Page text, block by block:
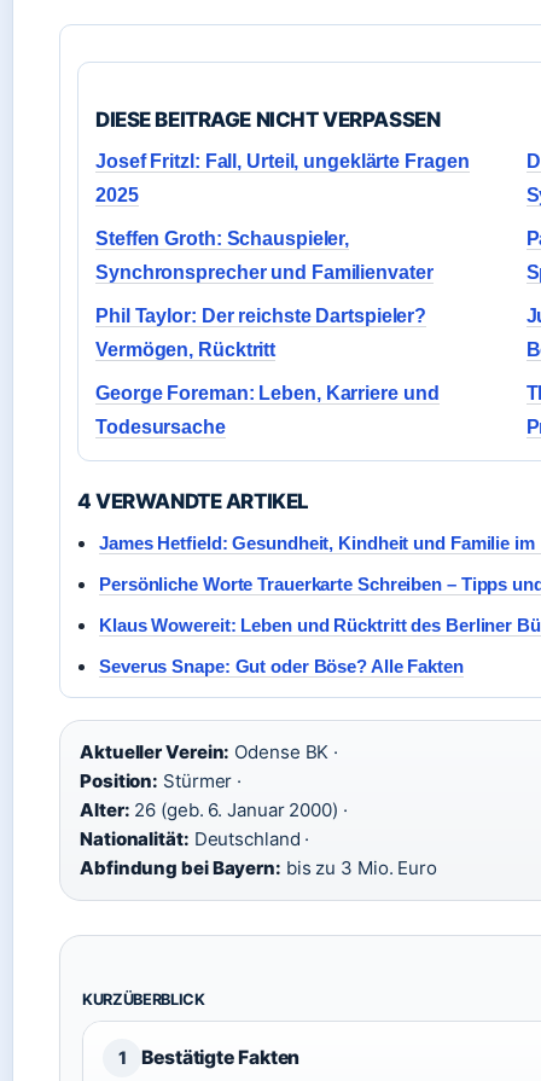
DIESE BEITRAGE NICHT VERPASSEN
Josef Fritzl: Fall, Urteil, ungeklärte Fragen
2025
Steffen Groth: Schauspieler,
Synchronsprecher und Familienvater
Phil Taylor: Der reichste Dartspieler?
Vermögen, Rücktritt
George Foreman: Leben, Karriere und
Todesursache
4 VERWANDTE ARTIKEL
James Hetfield: Gesundheit, Kindheit und Familie im
Persönliche Worte Trauerkarte Schreiben – Tipps
Klaus Wowereit: Leben und Rücktritt des Berliner
Severus Snape: Gut oder Böse? Alle Fakten
Aktueller Verein: Odense BK ·
Position: Stürmer ·
Alter: 26 (geb. 6. Januar 2000) ·
Nationalität: Deutschland ·
Abfindung bei Bayern: bis zu 3 Mio. Euro
KURZÜBERBLICK
1 Bestätigte Fakten